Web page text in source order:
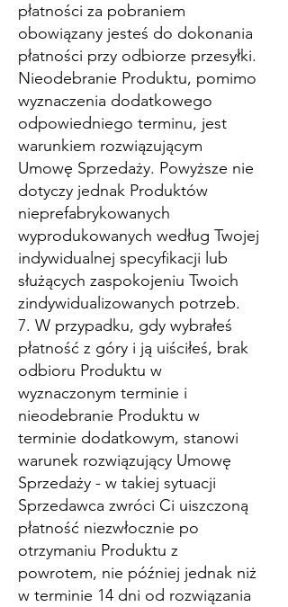
płatności za pobraniem
obowiązany jesteś do dokonania
płatności przy odbiorze przesyłki.
Nieodebranie Produktu, pomimo
wyznaczenia dodatkowego
odpowiedniego terminu, jest
warunkiem rozwiązującym
Umowę Sprzedaży. Powyższe nie
dotyczy jednak Produktów
nieprefabrykowanych
wyprodukowanych według Twojej
indywidualnej specyfikacji lub
służących zaspokojeniu Twoich
zindywidualizowanych potrzeb.
7. W przypadku, gdy wybrałeś
płatność z góry i ją uiściłeś, brak
odbioru Produktu w
wyznaczonym terminie i
nieodebranie Produktu w
terminie dodatkowym, stanowi
warunek rozwiązujący Umowę
Sprzedaży - w takiej sytuacji
Sprzedawca zwróci Ci uiszczoną
płatność niezwłocznie po
otrzymaniu Produktu z
powrotem, nie później jednak niż
w terminie 14 dni od rozwiązania